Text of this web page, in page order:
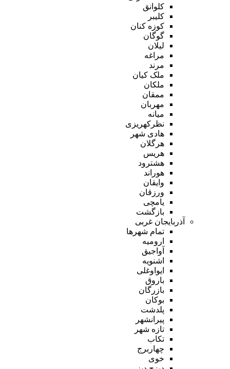
کلوانق
کلیبر
کوزه کنان
گوگان
لیلان
مراغه
مرند
ملک کیان
ملکان
ممقان
مهربان
میانه
نظرکهریزی
هادی شهر
هرگلان
هریس
هشترود
هوراند
وایقان
ورزقان
یامچی
بازگشت
آذربایجان غربی
تمام شهر‌ها
ارومیه
آواجیق
اشنویه
ایواوغلی
باروق
بازرگان
بوکان
پلدشت
پیرانشهر
تازه شهر
تکاب
چهاربرج
خوی